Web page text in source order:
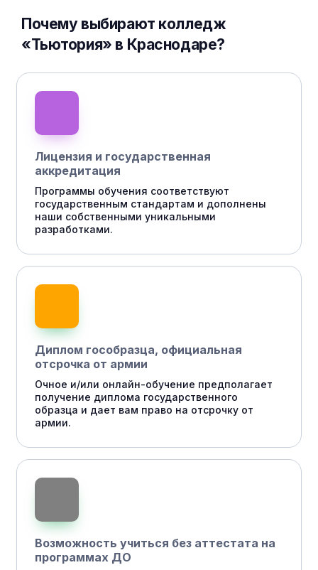
Почему выбирают колледж
«Тьютория» в Краснодаре?
Лицензия и государственная
аккредитация
Программы обучения соответствуют
государственным стандартам и дополнены
наши собственными уникальными
разработками.
Диплом гособразца, официальная
отсрочка от армии
Очное и/или онлайн-обучение предполагает
получение диплома государственного
образца и дает вам право на отсрочку от
армии.
Возможность учиться без аттестата на
программах ДО